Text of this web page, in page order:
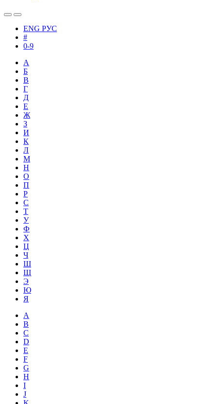
ENG РУС
#
0-9
А
Б
В
Г
Д
Е
Ж
З
И
К
Л
М
Н
О
П
Р
С
Т
У
Ф
Х
Ц
Ч
Ш
Щ
Э
Ю
Я
A
B
C
D
E
F
G
H
I
J